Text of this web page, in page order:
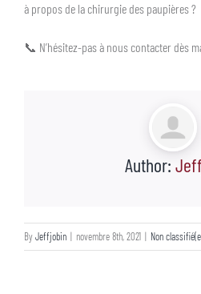
à propos de la chirurgie des paupières ?
📞 N’hésitez-pas à nous contacter dès
Author:
ByJeffjobin | novembre 8th, 2021 | Non